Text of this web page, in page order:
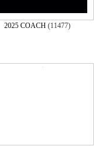
2025 COACH(11477)